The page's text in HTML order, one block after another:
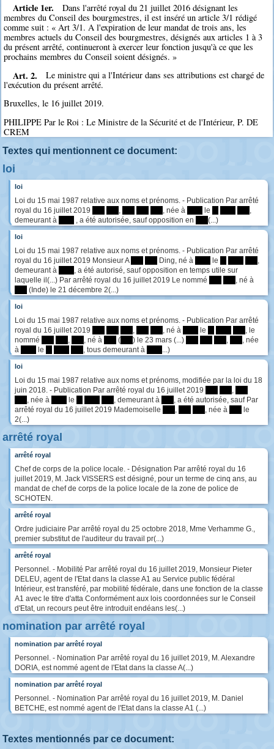
Article 1er.
Dans l'arrêté royal du 21 juillet 2016 désignant les
membres du Conseil des bourgmestres, il est inséré un article 3/1 rédigé
comme suit : « Art 3/1. A l'expiration de leur mandat de trois ans, les
membres actuels du Conseil des bourgmestres, désignés aux articles 1 à 3
du présent arrêté, continueront à exercer leur fonction jusqu'à ce que les
prochains membres du Conseil soient désignés. »
Art. 2.
Le ministre qui a l'Intérieur dans ses attributions est chargé de
l'exécution du présent arrêté.
Bruxelles, le 16 juillet 2019.
PHILIPPE Par le Roi : Le Ministre de la Sécurité et de l'Intérieur, P. DE
CREM
Textes qui mentionnent ce document:
loi
loi
Loi du 15 mai 1987 relative aux noms et prénoms. - Publication Par arrêté
royal du 16 juillet 2019
, , née à le
,
demeurant à
, a été autorisée, sauf opposition en (...)
loi
Loi du 15 mai 1987 relative aux noms et prénoms. - Publication Par arrêté
royal du 16 juillet 2019 Monsieur A
Ding, né à le
,
demeurant à
, a été autorisé, sauf opposition en temps utile sur
laquelle il(...) Par arrêté royal du 16 juillet 2019 Le nommé
, né à
(Inde) le 21 décembre 2(...)
loi
Loi du 15 mai 1987 relative aux noms et prénoms. - Publication Par arrêté
royal du 16 juillet 2019
, , né à le
, le
nommé
, , né à ( ) le 23 mars (...) ,
, née
à
le , tous demeurant à ...)
loi
Loi du 15 mai 1987 relative aux noms et prénoms, modifiée par la loi du 18
juin 2018. - Publication Par arrêté royal du 16 juillet 2019
,
, née à le , demeurant à
, a été autorisée, sauf Par
arrêté royal du 16 juillet 2019 Mademoiselle
, , née à
le
2(...)
arrêté royal
arrêté royal
Chef de corps de la police locale. - Désignation Par arrêté royal du 16
juillet 2019, M. Jack VISSERS est désigné, pour un terme de cinq ans, au
mandat de chef de corps de la police locale de la zone de police de
SCHOTEN.
arrêté royal
Ordre judiciaire Par arrêté royal du 25 octobre 2018, Mme Verhamme G.,
premier substitut de l'auditeur du travail pr(...)
arrêté royal
Personnel. - Mobilité Par arrêté royal du 16 juillet 2019, Monsieur Pieter
DELEU, agent de l'Etat dans la classe A1 au Service public fédéral
Intérieur, est transféré, par mobilité fédérale, dans une fonction de la classe
A1 avec le titre d'atta Conformément aux lois coordonnées sur le Conseil
d'Etat, un recours peut être introduit endéans les(...)
nomination par arrêté royal
nomination par arrêté royal
Personnel. - Nomination Par arrêté royal du 16 juillet 2019, M. Alexandre
DORIA, est nommé agent de l'Etat dans la classe A(...)
nomination par arrêté royal
Personnel. - Nomination Par arrêté royal du 16 juillet 2019, M. Daniel
BETCHE, est nommé agent de l'Etat dans la classe A1 (...)
Textes mentionnés par ce document: